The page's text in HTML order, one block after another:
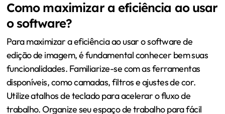
Como maximizar a eficiência ao usar
o software?
Para maximizar a eficiência ao usar o software de
edição de imagem, é fundamental conhecer bem suas
funcionalidades. Familiarize-se com as ferramentas
disponíveis, como camadas, filtros e ajustes de cor.
Utilize atalhos de teclado para acelerar o fluxo de
trabalho. Organize seu espaço de trabalho para fácil